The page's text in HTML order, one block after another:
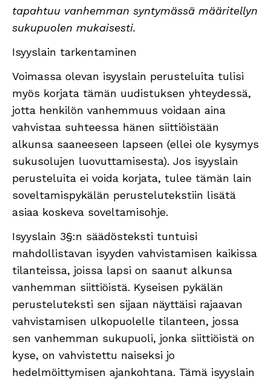
tapahtuu vanhemman syntymässä määritellyn
sukupuolen mukaisesti.
Isyyslain tarkentaminen
Voimassa olevan isyyslain perusteluita tulisi
myös korjata tämän uudistuksen yhteydessä,
jotta henkilön vanhemmuus voidaan aina
vahvistaa suhteessa hänen siittiöistään
alkunsa saaneeseen lapseen (ellei ole kysymys
sukusolujen luovuttamisesta). Jos isyyslain
perusteluita ei voida korjata, tulee tämän lain
soveltamispykälän perustelutekstiin lisätä
asiaa koskeva soveltamisohje.
Isyyslain 3§:n säädösteksti tuntuisi
mahdollistavan isyyden vahvistamisen kaikissa
tilanteissa, joissa lapsi on saanut alkunsa
vanhemman siittiöistä. Kyseisen pykälän
perusteluteksti sen sijaan näyttäisi rajaavan
vahvistamisen ulkopuolelle tilanteen, jossa
sen vanhemman sukupuoli, jonka siittiöistä on
kyse, on vahvistettu naiseksi jo
hedelmöittymisen ajankohtana. Tämä isyyslain